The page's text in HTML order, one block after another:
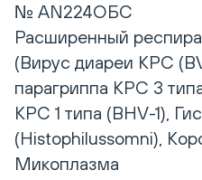
№ AN224ОБС
Расширенный
(Вирус диареи КРС
парагриппа КРС 3
КРС 1 типа (BHV-1),
(Histophilussomni),
Микоплазма